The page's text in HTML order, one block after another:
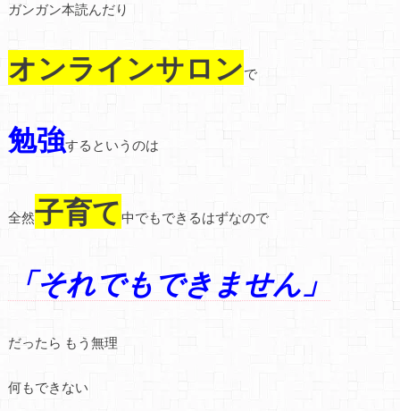
ガンガン本読んだり
オンラインサロンで
勉強するというのは
全然子育て中でもできるはずなので
「それでもできません」
だったら もう無理
何もできない